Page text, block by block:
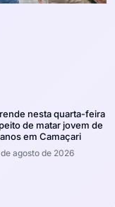
nesta quarta-feira
de matar jovem de
em Camaçari
de agosto de 2026